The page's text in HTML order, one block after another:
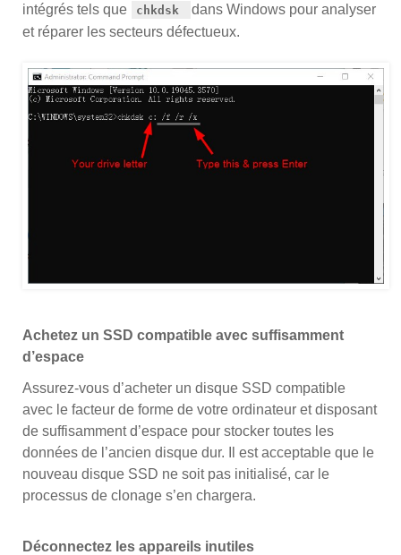
intégrés tels que
chkdsk
dans Windows pour analyser
et réparer les secteurs défectueux.
Achetez un SSD compatible avec suffisamment
d’espace
Assurez-vous d’acheter un disque SSD compatible
avec le facteur de forme de votre ordinateur et disposant
de suffisamment d’espace pour stocker toutes les
données de l’ancien disque dur. Il est acceptable que le
nouveau disque SSD ne soit pas initialisé, car le
processus de clonage s’en chargera.
Déconnectez les appareils inutiles